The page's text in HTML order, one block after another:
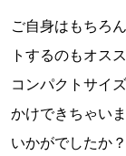
ご自身はもちろ
トするのもオス
コンパクトサイ
かけできちゃいま
いかがでしたか